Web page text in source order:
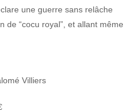
une guerre sans relâche
“cocu royal”, et allant même
Villiers